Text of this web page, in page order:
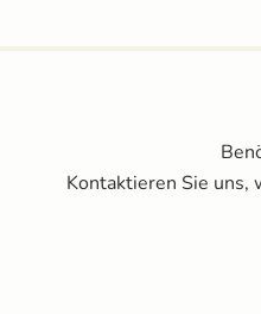
Kontaktieren Sie uns,